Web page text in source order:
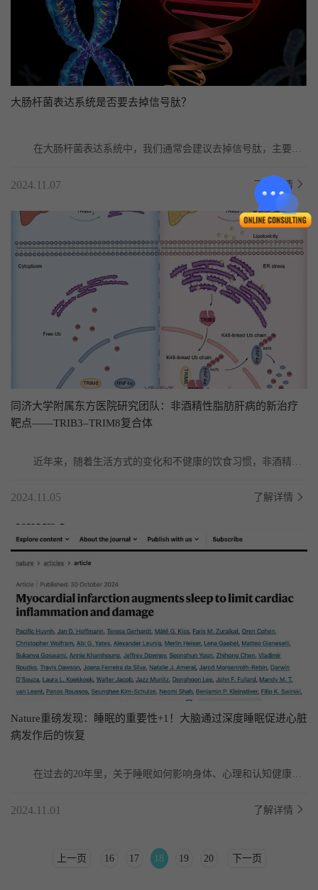
大肠杆菌表达系统是否要去掉信号肽？
	在大肠杆菌表达系统中，我们通常会建议去掉信号肽，主要从
2024.11.07 了解详情
同济大学附属东方医院研究团队：非酒精性脂肪肝病的新治疗
靶点——TRIB3–TRIM8复合体
	近年来，随着生活方式的变化和不健康的饮食习惯，非酒精性
2024.11.05 了解详情
Nature重磅发现：睡眠的重要性+1！大脑通过深度睡眠促进心脏
病发作后的恢复
	在过去的20年里，关于睡眠如何影响身体、心理和认知健康的
2024.11.01 了解详情
上一页 16 17 18 19 20 下一页